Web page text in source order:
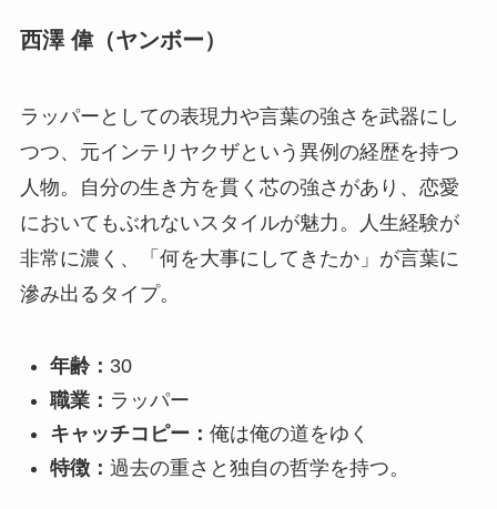
西澤 偉（ヤンボー）
ラッパーとしての表現力や言葉の強さを武器にし
つつ、元インテリヤクザという異例の経歴を持つ
人物。自分の生き方を貫く芯の強さがあり、恋愛
においてもぶれないスタイルが魅力。人生経験が
非常に濃く、「何を大事にしてきたか」が言葉に
滲み出るタイプ。
年齢： 30
職業： ラッパー
キャッチコピー： 俺は俺の道をゆく
特徴： 過去の重さと独自の哲学を持つ。